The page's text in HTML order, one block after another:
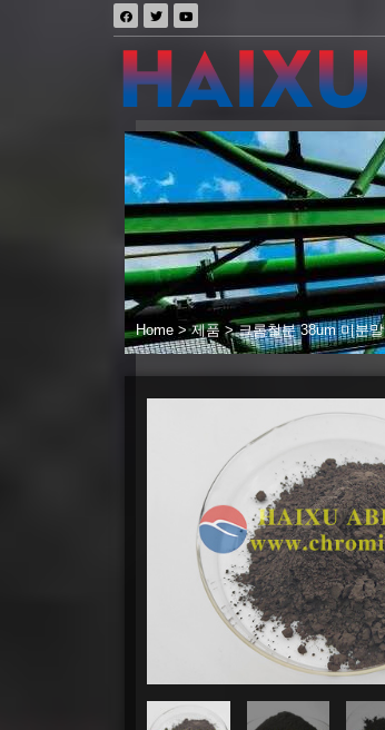
Home >제품 >크롬철분 38um 미분말